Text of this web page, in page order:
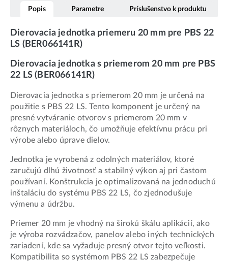
Popis Parametre Príslušenstvo k produktu
Dierovacia jednotka priemeru 20 mm pre PBS 22
LS (BER066141R)
Dierovacia jednotka s priemerom 20 mm pre PBS
22 LS (BER066141R)
Dierovacia jednotka s priemerom 20 mm je určená na
použitie s PBS 22 LS. Tento komponent je určený na
presné vytváranie otvorov s priemerom 20 mm v
rôznych materiáloch, čo umožňuje efektívnu prácu pri
výrobe alebo úprave dielov.
Jednotka je vyrobená z odolných materiálov, ktoré
zaručujú dlhú životnosť a stabilný výkon aj pri častom
používaní. Konštrukcia je optimalizovaná na jednoduchú
inštaláciu do systému PBS 22 LS, čo zjednodušuje
výmenu a údržbu.
Priemer 20 mm je vhodný na širokú škálu aplikácií, ako
je výroba rozvádzačov, panelov alebo iných technických
zariadení, kde sa vyžaduje presný otvor tejto veľkosti.
Kompatibilita so systémom PBS 22 LS zabezpečuje